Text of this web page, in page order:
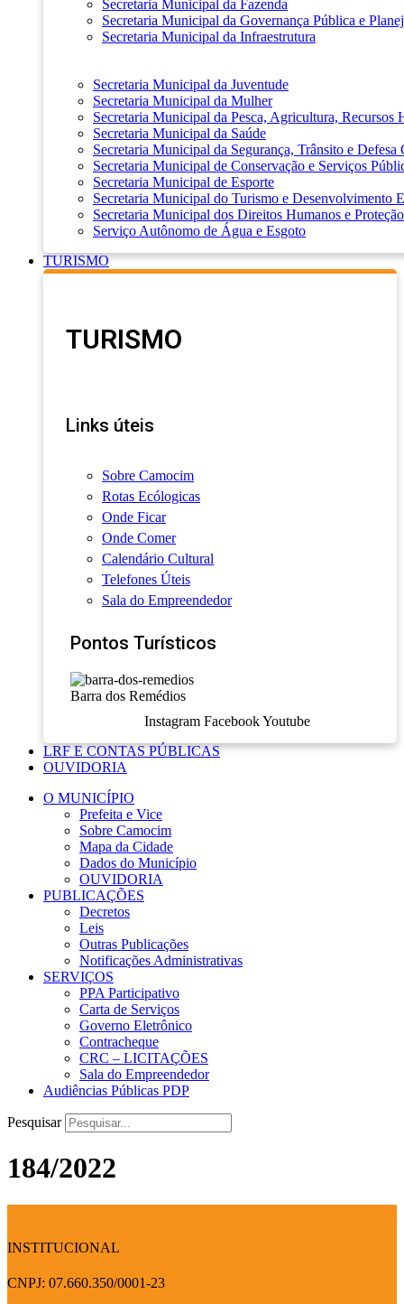
Secretaria Municipal da Fazenda
Secretaria Municipal da Governança Pública e
Secretaria Municipal da Infraestrutura
Secretaria Municipal da Juventude
Secretaria Municipal da Mulher
Secretaria Municipal da Pesca, Agricultura, Recursos
Secretaria Municipal da Saúde
Secretaria Municipal da Segurança, Trânsito e Defesa
Secretaria Municipal de Conservação e Serviços
Secretaria Municipal de Esporte
Secretaria Municipal do Turismo e Desenvolvimento
Secretaria Municipal dos Direitos Humanos e
Serviço Autônomo de Água e Esgoto
TURISMO
TURISMO
Links úteis
Sobre Camocim
Rotas Ecólogicas
Onde Ficar
Onde Comer
Calendário Cultural
Telefones Úteis
Sala do Empreendedor
Pontos Turísticos
Barra dos Remédios
Instagram Facebook Youtube
LRF E CONTAS PÚBLICAS
OUVIDORIA
O MUNICÍPIO
Prefeita e Vice
Sobre Camocim
Mapa da Cidade
Dados do Município
OUVIDORIA
PUBLICAÇÕES
Decretos
Leis
Outras Publicações
Notificações Administrativas
SERVIÇOS
PPA Participativo
Carta de Serviços
Governo Eletrônico
Contracheque
CRC – LICITAÇÕES
Sala do Empreendedor
Audiências Públicas PDP
Pesquisar
184/2022
INSTITUCIONAL
CNPJ: 07.660.350/0001-23